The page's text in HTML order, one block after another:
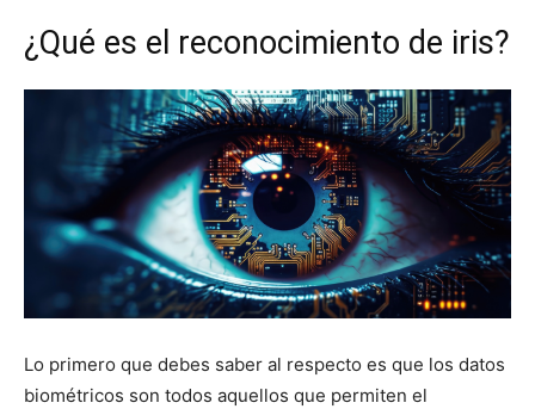
¿Qué es el reconocimiento de iris?
Lo primero que debes saber al respecto es que los datos
biométricos son todos aquellos que permiten el